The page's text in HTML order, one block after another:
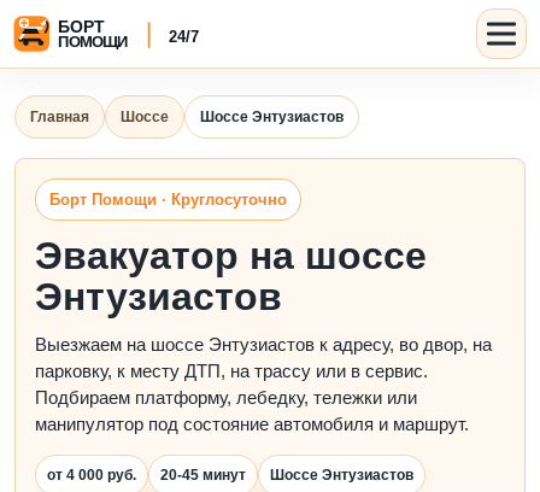
Главная Шоссе Шоссе Энтузиастов
Борт Помощи · Круглосуточно
Эвакуатор на шоссе
Энтузиастов
Выезжаем на шоссе Энтузиастов к адресу, во двор, на
парковку, к месту ДТП, на трассу или в сервис.
Подбираем платформу, лебедку, тележки или
манипулятор под состояние автомобиля и маршрут.
от 4 000 руб. 20-45 минут Шоссе Энтузиастов